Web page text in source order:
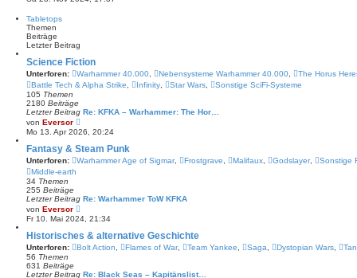
u
r
B
e
i
a
g
Tabletops
Themen
Beiträge
Letzter Beitrag
Science Fiction
Unterforen: Warhammer 40.000 Nebensysteme Warhammer 40.000
The Horus
Battle Tech & Alpha Strike
Infinity Star Wars
Sonstige SciFi-Systeme
105 Themen
2180 Beiträge
Letzter Beitrag Re: KFKA – Warhammer: The Hor…
von Eversor
e
u
e
s
t
e
t
a
Mo 13. Apr 2026, 20:24
Fantasy & Steam Punk
Unterforen: Warhammer Age of Sigmar, Frostgrave Malifaux Godslayer,
Sonstige
Middle-earth
34 Themen
255 Beiträge
Letzter Beitrag Re: Warhammer ToW KFKA
von Eversor
e
u
e
s
t
Fr 10. Mai 2024, 21:34
Historisches & alternative Geschichte
Unterforen: Bolt Action Flames of War, Team Yankee Saga Dystopian Wars
56 Themen
631 Beiträge
Letzter Beitrag Re: Black Seas – Kapitänslist…